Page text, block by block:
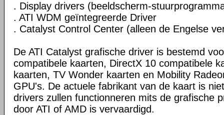
. Display drivers (beeldscherm-
. ATI WDM geïntegreerde Driver
. Catalyst Control Center (alleen de Engelse
De ATI Catalyst grafische driver is bestemd
compatibele kaarten, DirectX 10 compatibele
kaarten, TV Wonder kaarten en Mobility
GPU's. De actuele fabrikant van de kaart is
drivers zullen functionneren mits de grafische
door ATI of AMD is vervaardigd.